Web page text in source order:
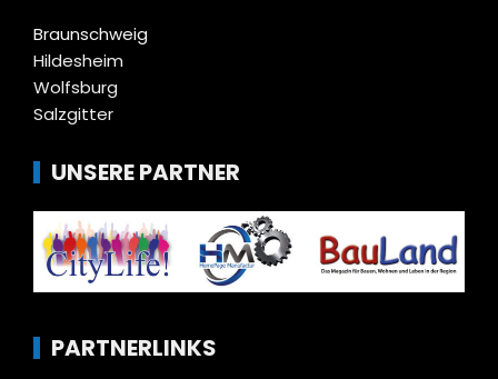
Braunschweig
Hildesheim
Wolfsburg
Salzgitter
UNSERE PARTNER
PARTNERLINKS